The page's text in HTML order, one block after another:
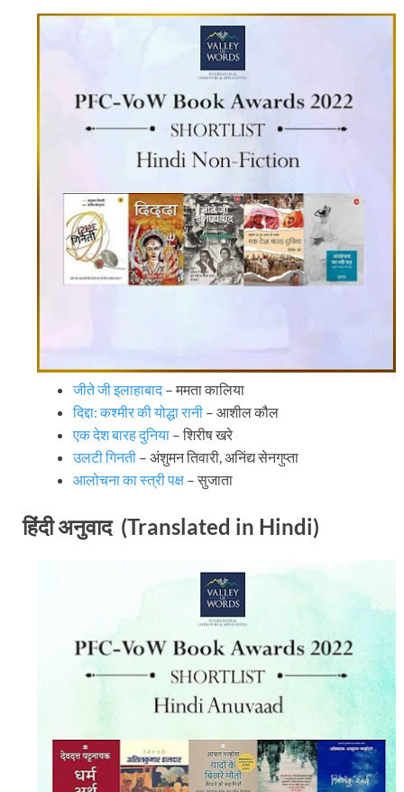
जीते जी इलाहाबाद– ममता कालिया
दिद्दा: कश्मीर की योद्धा रानी – आशील कौल
एक देश बारह दुनिया – शिरीष खरे
उलटी गिनती – अंशुमन तिवारी, अनिंद्य सेनगुप्ता
आलोचना का स्त्री पक्ष – सुजाता
हिंदी अनुवाद (Translated in Hindi)